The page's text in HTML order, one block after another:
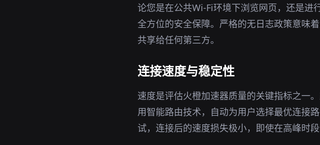
论您是在公共Wi-Fi环境下浏览网页，还是
全方位的安全保障。严格的无日志政策意味
共享给任何第三方。
连接速度与稳定性
速度是评估火橙加速器质量的关键指标之一
用智能路由技术，自动为用户选择最优连接
试，连接后的速度损失极小，即使在高峰时